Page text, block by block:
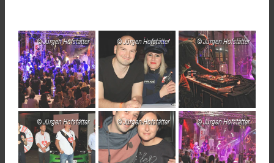
Jürgen Hofstätter Jürgen Hofstätter Jürgen Hofstätter
Jürgen Hofstätter Jürgen Hofstätter Jürgen Hofstätter